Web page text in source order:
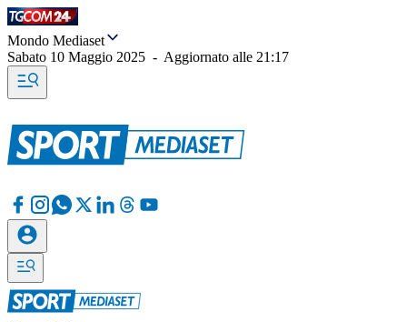
Mondo Mediaset
Sabato 10 Maggio 2025 - Aggiornato alle 21:17